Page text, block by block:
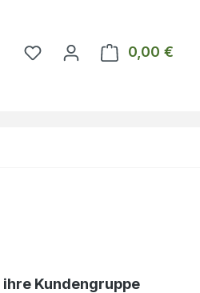
Du hast 0 Produkte auf
0,00 €
Kundengruppe